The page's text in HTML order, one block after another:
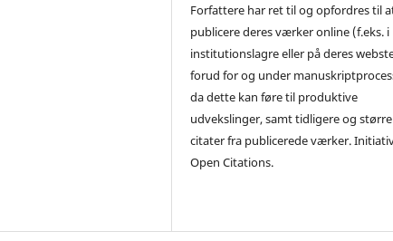
Forfattere har ret til og opfordres til
publicere deres værker online (f.eks. i
institutionslagre eller på deres
forud for og under
da dette kan føre til produktive
udvekslinger, samt tidligere og større
citater fra publicerede værker.
Open Citations.